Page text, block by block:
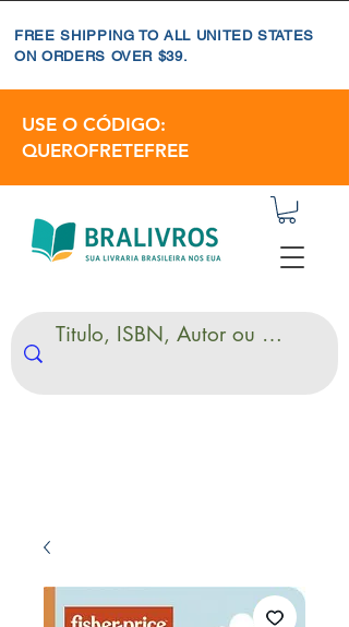
FREE SHIPPING TO ALL UNITED STATES
ON ORDERS OVER $39.
USE O CÓDIGO:
QUEROFRETEFREE